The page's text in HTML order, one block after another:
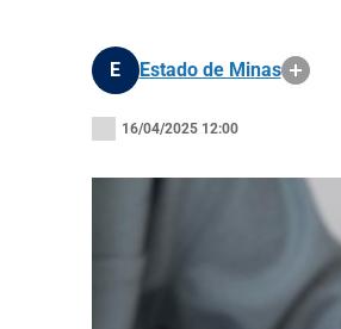
E Estado de Minas
16/04/2025 12:00